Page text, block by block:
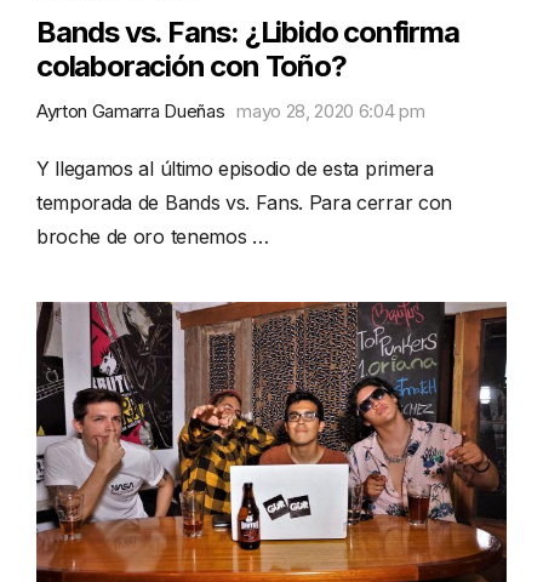
Bands vs. Fans: ¿Libido confirma
colaboración con Toño?
Ayrton Gamarra Dueñas mayo 28, 2020 6:04 pm
Y llegamos al último episodio de esta primera
temporada de Bands vs. Fans. Para cerrar con
broche de oro tenemos …